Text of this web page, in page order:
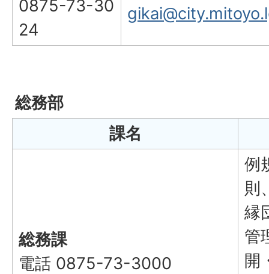
0875-73-30
24
総務部
課名
総務課
電話 0875-73-3000
例
則
縁
管
開